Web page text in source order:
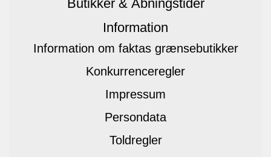
Butikker & Åbningstider
Information
Information om faktas grænsebutikker
Konkurrenceregler
Impressum
Persondata
Toldregler